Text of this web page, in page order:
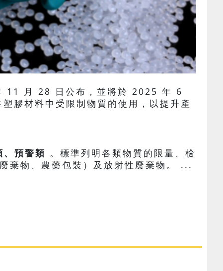
11 月 28 日公布，並將於 2025 年 6
膠材料中受限制物質的使用，以提升產
、預警類 。標準列明各類物質的限量、檢
棄物、農藥包裝）及放射性廢棄物。 ...